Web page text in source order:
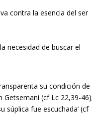
contra la esencia del ser
necesidad de buscar el
su condición de
Getsemaní (cf Lc 22,39-
súplica fue escuchada’ (cf